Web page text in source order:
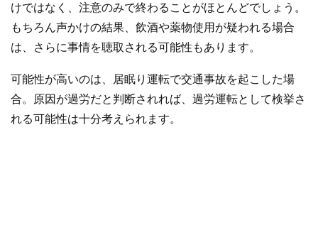
けではなく、注意のみで終わることがほとんどでしょう。
もちろん声かけの結果、飲酒や薬物使用が疑われる場合
は、さらに事情を聴取される可能性もあります。
可能性が高いのは、居眠り運転で交通事故を起こした場
合。原因が過労だと判断されれば、過労運転として検挙さ
れる可能性は十分考えられます。